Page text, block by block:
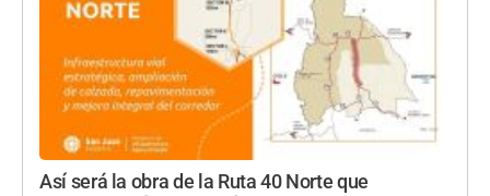
Así será la obra de la Ruta 40 Norte que